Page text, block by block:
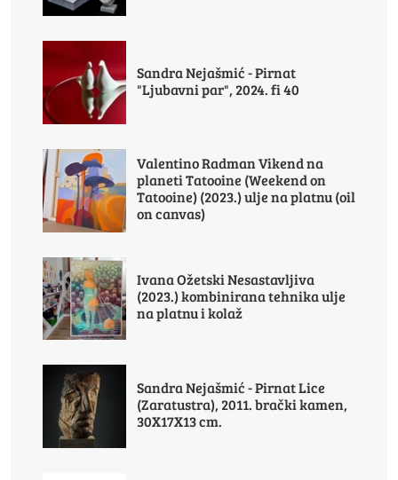
Sandra Nejašmić - Pirnat
"Ljubavni par", 2024. fi 40
Valentino Radman Vikend na
planeti Tatooine (Weekend on
Tatooine) (2023.) ulje na platnu (oil
on canvas)
Ivana Ožetski Nesastavljiva
(2023.) kombinirana tehnika ulje
na platnu i kolaž
Sandra Nejašmić - Pirnat Lice
(Zaratustra), 2011. brački kamen,
30X17X13 cm.